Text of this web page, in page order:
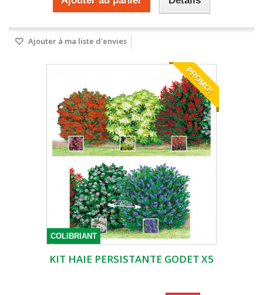
Ajouter à ma liste d'envies
COLIBRIANT
PROMO!
KIT HAIE PERSISTANTE GODET X5